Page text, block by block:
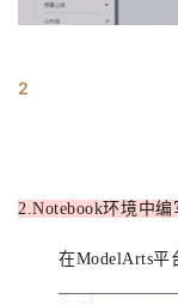
2
2.Notebook环境中编
在ModelArts平